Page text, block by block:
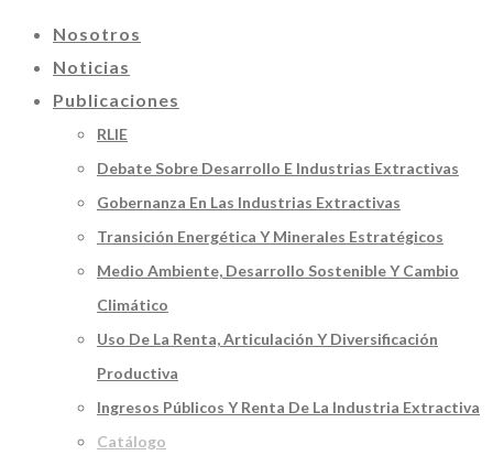
Nosotros
Noticias
Publicaciones
RLIE
Debate Sobre Desarrollo E Industrias Extractivas
Gobernanza En Las Industrias Extractivas
Transición Energética Y Minerales Estratégicos
Medio Ambiente, Desarrollo Sostenible Y Cambio
Climático
Uso De La Renta, Articulación Y Diversificación
Productiva
Ingresos Públicos Y Renta De La Industria Extractiva
Catálogo